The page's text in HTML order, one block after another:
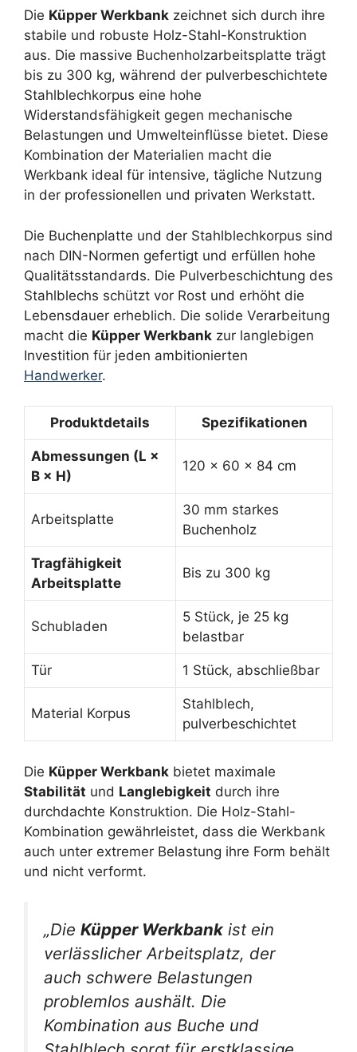
Die Küpper Werkbank zeichnet sich durch ihre
stabile und robuste Holz-Stahl-Konstruktion
aus. Die massive Buchenholzarbeitsplatte trägt
bis zu 300 kg, während der pulverbeschichtete
Stahlblechkorpus eine hohe
Widerstandsfähigkeit gegen mechanische
Belastungen und Umwelteinflüsse bietet. Diese
Kombination der Materialien macht die
Werkbank ideal für intensive, tägliche Nutzung
in der professionellen und privaten Werkstatt.
Die Buchenplatte und der Stahlblechkorpus sind
nach DIN-Normen gefertigt und erfüllen hohe
Qualitätsstandards. Die Pulverbeschichtung des
Stahlblechs schützt vor Rost und erhöht die
Lebensdauer erheblich. Die solide Verarbeitung
macht die Küpper Werkbank zur langlebigen
Investition für jeden ambitionierten
Handwerker.
Produktdetails Spezifikationen
Abmessungen (L ×
B × H)
120 × 60 × 84 cm
Arbeitsplatte
30 mm starkes
Buchenholz
Tragfähigkeit
Arbeitsplatte
Bis zu 300 kg
Schubladen
5 Stück, je 25 kg
belastbar
Tür 1 Stück, abschließbar
Material Korpus
Stahlblech,
pulverbeschichtet
Die Küpper Werkbank bietet maximale
Stabilität und Langlebigkeit durch ihre
durchdachte Konstruktion. Die Holz-Stahl-
Kombination gewährleistet, dass die Werkbank
auch unter extremer Belastung ihre Form behält
und nicht verformt.
„Die Küpper Werkbank ist ein
verlässlicher Arbeitsplatz, der
auch schwere Belastungen
problemlos aushält. Die
Kombination aus Buche und